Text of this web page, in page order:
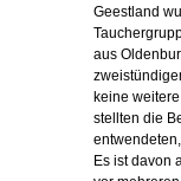
Geestland
aus
keine
stellten die
Es ist davon